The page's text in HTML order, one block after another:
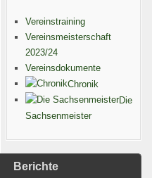
Vereinstraining
Vereinsmeisterschaft
2023/24
Vereinsdokumente
Chronik
Die
Sachsenmeister
Berichte